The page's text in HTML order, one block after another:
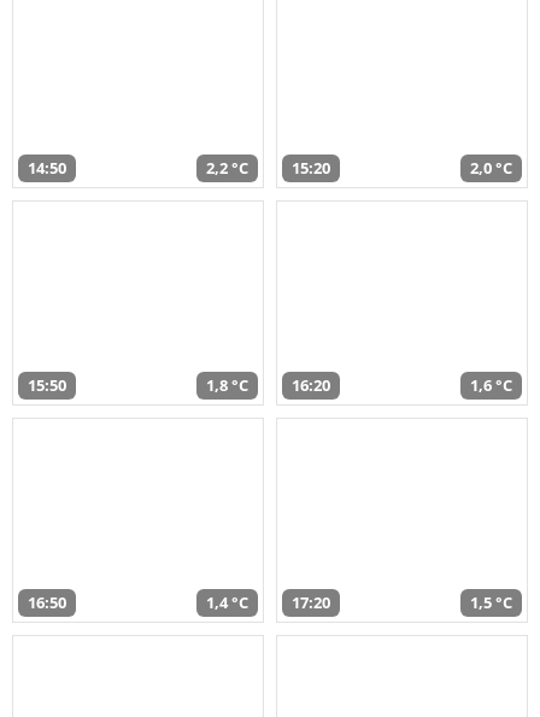
14:50 2,2 °C 15:20 2,0 °C
15:50 1,8 °C 16:20 1,6 °C
16:50 1,4 °C 17:20 1,5 °C